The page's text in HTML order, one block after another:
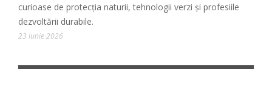
curioase de protecția naturii, tehnologii verzi și profesiile
dezvoltării durabile.
23 iunie 2026